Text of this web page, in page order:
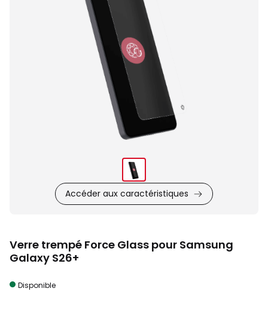
Accéder aux caractéristiques
Verre trempé Force Glass pour Samsung
Galaxy S26+
Disponible